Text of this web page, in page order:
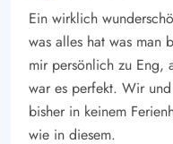
Ein wirklich
was alles hat was man
mir persönlich zu Eng,
war es perfekt. Wir
bisher in keinem
wie in diesem.